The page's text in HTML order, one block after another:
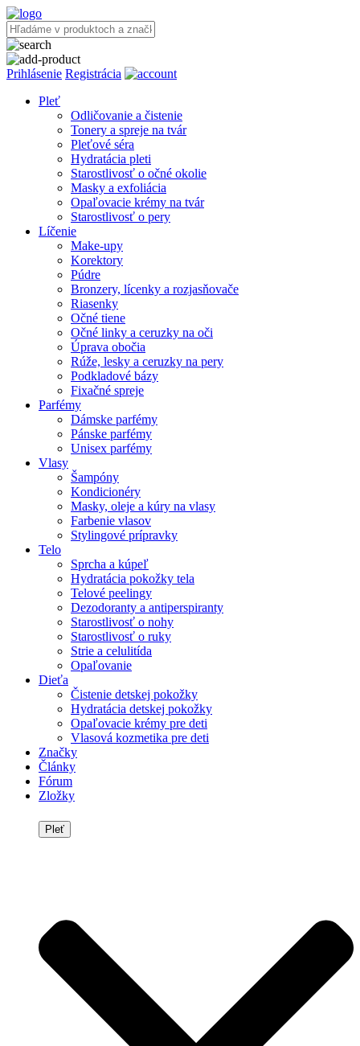
Prihlásenie Registrácia
Pleť
Odličovanie a čistenie
Tonery a spreje na tvár
Pleťové séra
Hydratácia pleti
Starostlivosť o očné okolie
Masky a exfoliácia
Opaľovacie krémy na tvár
Starostlivosť o pery
Líčenie
Make-upy
Korektory
Púdre
Bronzery, lícenky a rozjasňovače
Riasenky
Očné tiene
Očné linky a ceruzky na oči
Úprava obočia
Rúže, lesky a ceruzky na pery
Podkladové bázy
Fixačné spreje
Parfémy
Dámske parfémy
Pánske parfémy
Unisex parfémy
Vlasy
Šampóny
Kondicionéry
Masky, oleje a kúry na vlasy
Farbenie vlasov
Stylingové prípravky
Telo
Sprcha a kúpeľ
Hydratácia pokožky tela
Telové peelingy
Dezodoranty a antiperspiranty
Starostlivosť o nohy
Starostlivosť o ruky
Strie a celulitída
Opaľovanie
Dieťa
Čistenie detskej pokožky
Hydratácia detskej pokožky
Opaľovacie krémy pre deti
Vlasová kozmetika pre deti
Značky
Články
Fórum
Zložky
Pleť